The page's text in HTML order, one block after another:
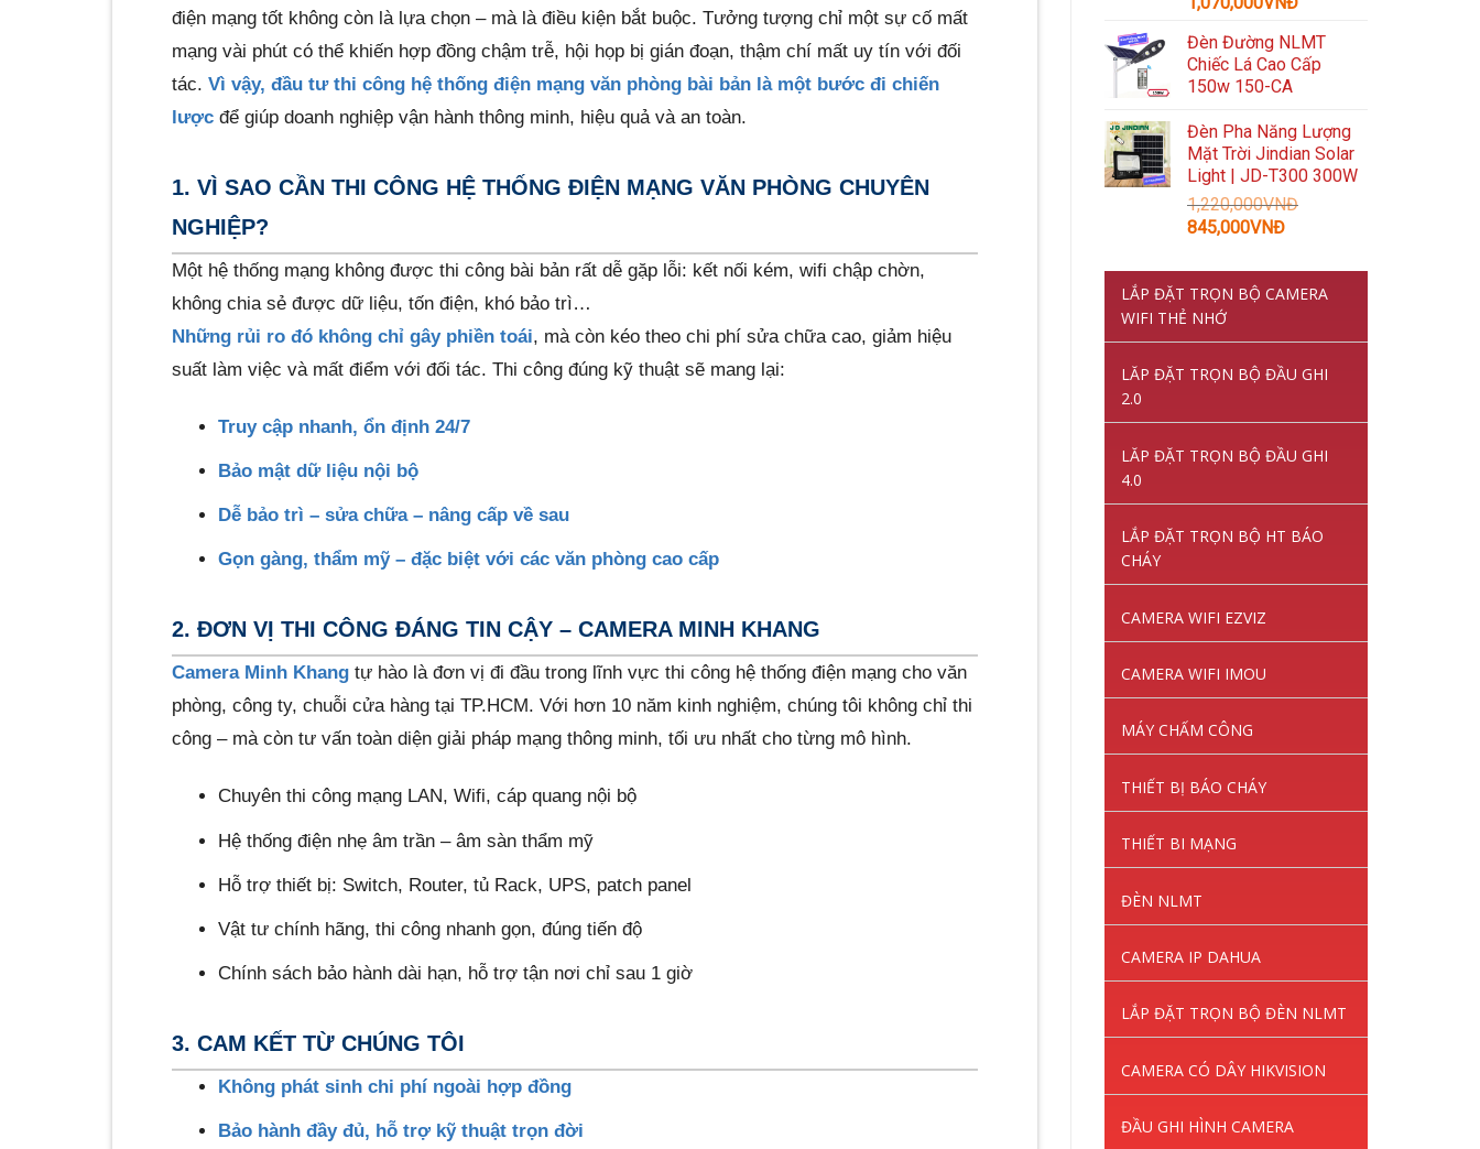
điện mạng tốt không còn là lựa chọn – mà là điều kiện bắt buộc. Tưởng tượng chỉ một sự cố mất
mạng vài phút có thể khiến hợp đồng chậm trễ, hội họp bị gián đoạn, thậm chí mất uy tín với đối
tác. Vì vậy, đầu tư thi công hệ thống điện mạng văn phòng bài bản là một bước đi chiến
lược để giúp doanh nghiệp vận hành thông minh, hiệu quả và an toàn.
1. VÌ SAO CẦN THI CÔNG HỆ THỐNG ĐIỆN MẠNG VĂN PHÒNG CHUYÊN
NGHIỆP?
Một hệ thống mạng không được thi công bài bản rất dễ gặp lỗi: kết nối kém, wifi chập chờn,
không chia sẻ được dữ liệu, tốn điện, khó bảo trì…
Những rủi ro đó không chỉ gây phiền toái, mà còn kéo theo chi phí sửa chữa cao, giảm hiệu
suất làm việc và mất điểm với đối tác. Thi công đúng kỹ thuật sẽ mang lại:
Truy cập nhanh, ổn định 24/7
Bảo mật dữ liệu nội bộ
Dễ bảo trì – sửa chữa – nâng cấp về sau
Gọn gàng, thẩm mỹ – đặc biệt với các văn phòng cao cấp
2. ĐƠN VỊ THI CÔNG ĐÁNG TIN CẬY – CAMERA MINH KHANG
Camera Minh Khang tự hào là đơn vị đi đầu trong lĩnh vực thi công hệ thống điện mạng cho văn
phòng, công ty, chuỗi cửa hàng tại TP.HCM. Với hơn 10 năm kinh nghiệm, chúng tôi không chỉ thi
công – mà còn tư vấn toàn diện giải pháp mạng thông minh, tối ưu nhất cho từng mô hình.
Chuyên thi công mạng LAN, Wifi, cáp quang nội bộ
Hệ thống điện nhẹ âm trần – âm sàn thẩm mỹ
Hỗ trợ thiết bị: Switch, Router, tủ Rack, UPS, patch panel
Vật tư chính hãng, thi công nhanh gọn, đúng tiến độ
Chính sách bảo hành dài hạn, hỗ trợ tận nơi chỉ sau 1 giờ
3. CAM KẾT TỪ CHÚNG TÔI
Không phát sinh chi phí ngoài hợp đồng
Bảo hành đầy đủ, hỗ trợ kỹ thuật trọn đời
là:
2,150,000VNĐ.
tại
là:
Đèn Đường NLMT
Chiếc Lá Cao Cấp
150w 150-CA
Đèn Pha Năng Lượng
Mặt Trời Jindian Solar
Light | JD-T300 300W
1,220,000VNĐ
Giá
là:
1,220,000VNĐ.
845,000VNĐGiá
tại
là:
LẮP ĐẶT TRỌN BỘ CAMERA
WIFI THẺ NHỚ
LĂP ĐẶT TRỌN BỘ ĐẦU GHI
2.0
LĂP ĐẶT TRỌN BỘ ĐẦU GHI
4.0
LẮP ĐẶT TRỌN BỘ HT BÁO
CHÁY
CAMERA WIFI EZVIZ
CAMERA WIFI IMOU
MÁY CHẤM CÔNG
THIẾT BỊ BÁO CHÁY
THIẾT BI MẠNG
ĐÈN NLMT
CAMERA IP DAHUA
LẮP ĐẶT TRỌN BỘ ĐÈN NLMT
CAMERA CÓ DÂY HIKVISION
ĐẦU GHI HÌNH CAMERA